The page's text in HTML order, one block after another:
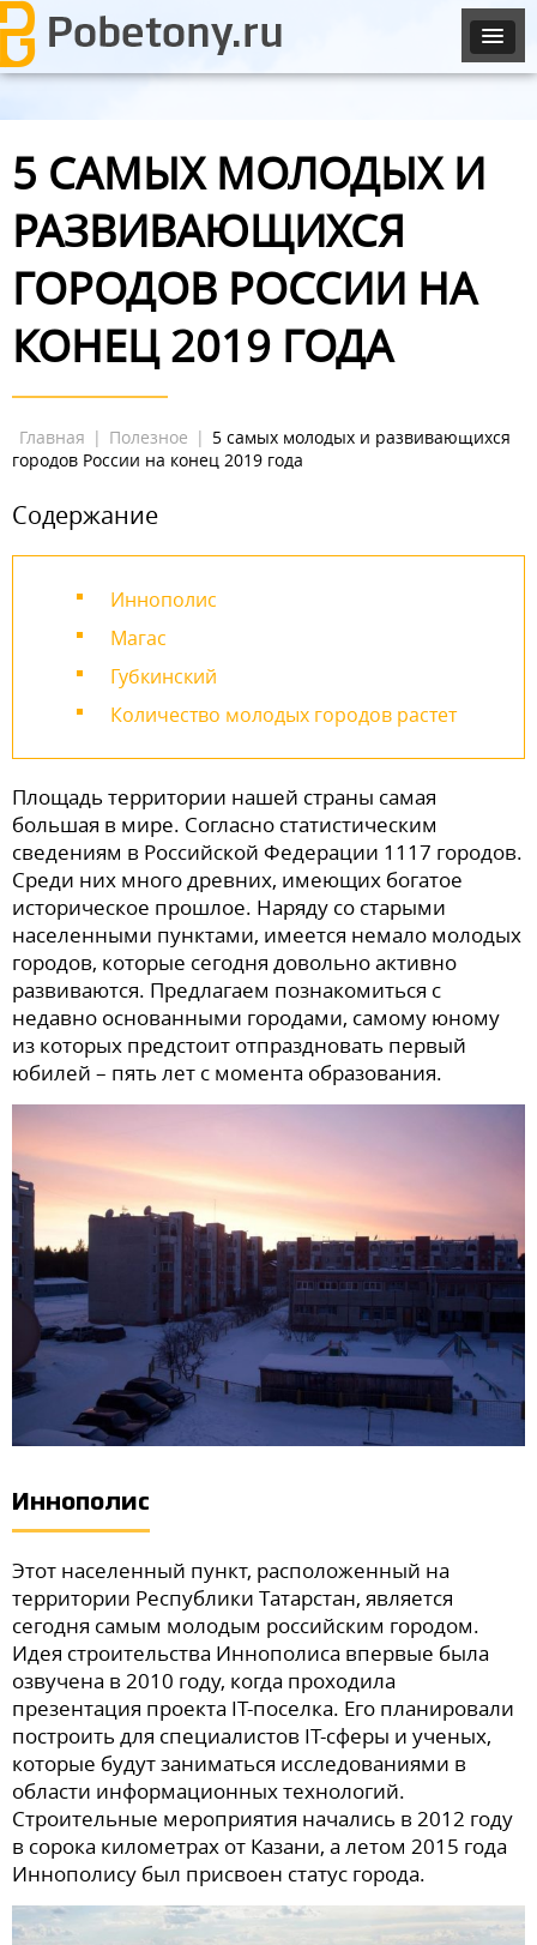
5 САМЫХ МОЛОДЫХ И
РАЗВИВАЮЩИХСЯ
ГОРОДОВ РОССИИ НА
КОНЕЦ 2019 ГОДА
Главная | Полезное | 5 самых молодых и развивающихся
городов России на конец 2019 года
Содержание
Иннополис
Магас
Губкинский
Количество молодых городов растет
Площадь территории нашей страны самая
большая в мире. Согласно статистическим
сведениям в Российской Федерации 1117 городов.
Среди них много древних, имеющих богатое
историческое прошлое. Наряду со старыми
населенными пунктами, имеется немало молодых
городов, которые сегодня довольно активно
развиваются. Предлагаем познакомиться с
недавно основанными городами, самому юному
из которых предстоит отпраздновать первый
юбилей – пять лет с момента образования.
Иннополис
Этот населенный пункт, расположенный на
территории Республики Татарстан, является
сегодня самым молодым российским городом.
Идея строительства Иннополиса впервые была
озвучена в 2010 году, когда проходила
презентация проекта IT-поселка. Его планировали
построить для специалистов IT-сферы и ученых,
которые будут заниматься исследованиями в
области информационных технологий.
Строительные мероприятия начались в 2012 году
в сорока километрах от Казани, а летом 2015 года
Иннополису был присвоен статус города.